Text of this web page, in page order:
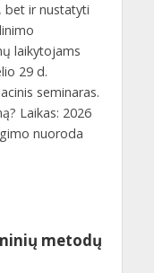
bet ir nustatyti
laikytojams
29 d.
seminaras.
Laikas: 2026
nuoroda
metodų